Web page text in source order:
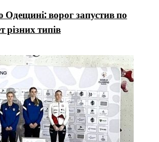
Одещині: ворог запустив по
різних типів